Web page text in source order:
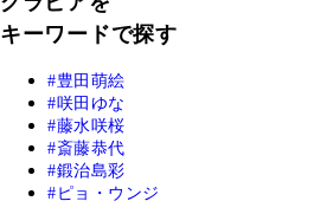
キーワードで探す
豊田萌絵
咲田ゆな
藤水咲桜
斎藤恭代
鍛治島彩
ピョ・ウンジ